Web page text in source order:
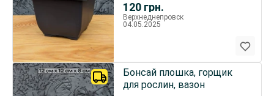
120 грн.
Верхнеднепровск
04.05.2025
Бонсай плошка, горщик
для рослин, вазон